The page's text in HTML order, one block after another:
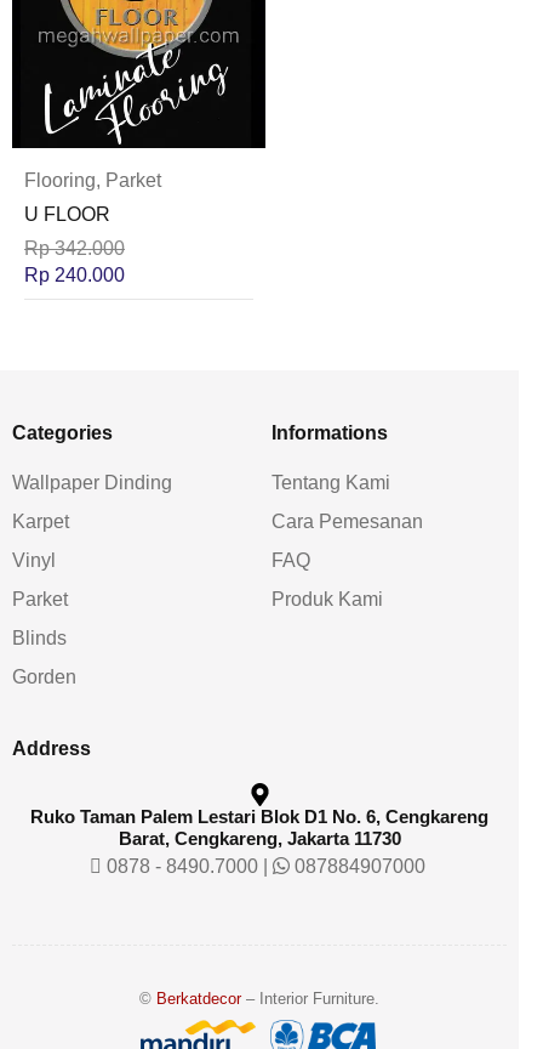
Flooring, Parket
U FLOOR
Rp342.000
Rp 240.000
Categories
Wallpaper Dinding
Karpet
Vinyl
Parket
Blinds
Gorden
Informations
Tentang Kami
Cara Pemesanan
FAQ
Produk Kami
Address
Ruko Taman Palem Lestari Blok D1 No. 6, Cengkareng
Barat, Cengkareng, Jakarta 11730
0878 - 8490.7000| 087884907000
© Berkatdecor– Interior Furniture.